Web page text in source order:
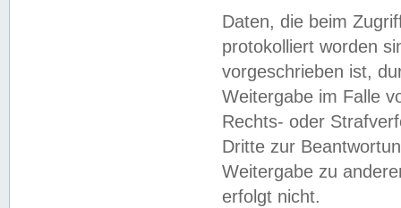
Daten, die beim
protokolliert worden
vorgeschrieben ist,
Weitergabe im Falle
Rechts- oder
Dritte zur
Weitergabe zu
erfolgt nicht.